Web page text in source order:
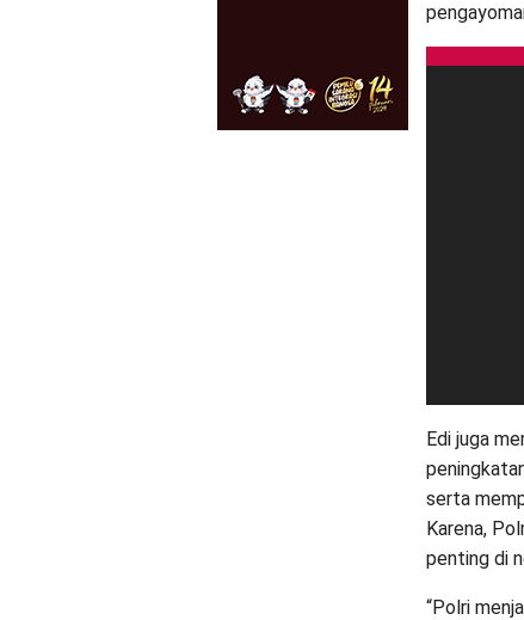
Edi juga
serta
Karena,
penting di
“Polri